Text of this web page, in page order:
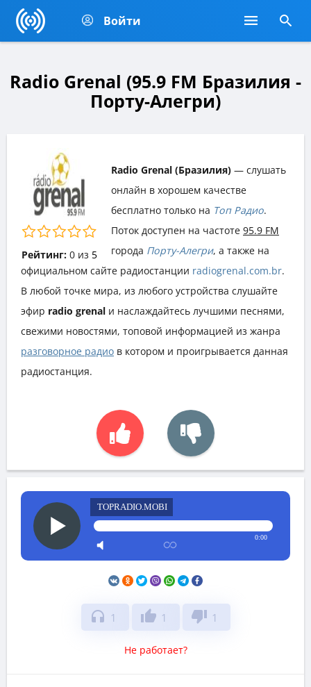
Войти
Radio Grenal (95.9 FM Бразилия -
Порту-Алегри)
Рейтинг: 0из 5
Radio Grenal (Бразилия) — слушать
онлайн в хорошем качестве
бесплатно только на Топ Радио.
Поток доступен на частоте 95.9 FM
города Порту-Алегри, а также на
официальном сайте радиостанции radiogrenal.com.br.
В любой точке мира, из любого устройства слушайте
эфир radio grenal и наслаждайтесь лучшими песнями,
свежими новостями, топовой информацией из жанра
разговорное радио в котором и проигрывается данная
радиостанция.
TOPRADIO.MOBI
0:00
headphones 1 thumb_up 1 thumb_down 1
Не работает?